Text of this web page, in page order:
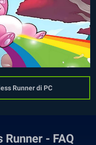
Runner di PC
- FAQ